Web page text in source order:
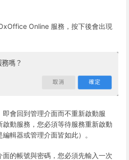
Online 服務，按下後會出現
會回到管理介面而不重新啟動服
動服務，您必須等待服務重新啟動
輯器或管理介面皆如此）。
面的帳號與密碼，您必須先輸入一次